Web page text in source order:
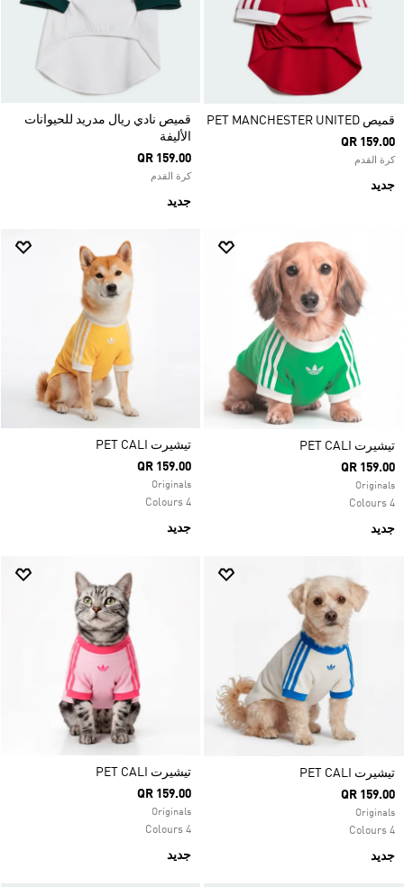
قميص PET MANCHESTER UNITED
QR 159.00
كرة القدم
جديد
قميص نادي ريال مدريد للحيوانات
الأليفة
QR 159.00
كرة القدم
جديد
تيشيرت PET CALI
QR 159.00
Originals
4 Colours
جديد
تيشيرت PET CALI
QR 159.00
Originals
4 Colours
جديد
تيشيرت PET CALI
QR 159.00
Originals
4 Colours
جديد
تيشيرت PET CALI
QR 159.00
Originals
4 Colours
جديد